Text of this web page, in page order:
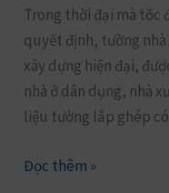
Trong thời đại mà tốc
quyết định, tường
xây dựng hiện đại,
nhà ở dân dụng, nhà
liệu tường lắp ghép
Xây
Truyền
Thống?
Đọc thêm »